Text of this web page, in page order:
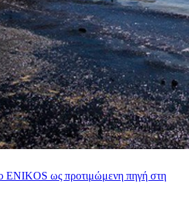
ENIKOS ως προτιμώμενη πηγή στη